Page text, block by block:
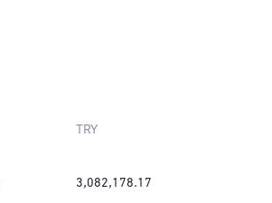
TRY
3,082,178.17